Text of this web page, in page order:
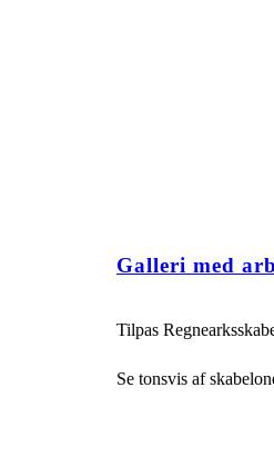
Galleri med
Tilpas
Se tonsvis af